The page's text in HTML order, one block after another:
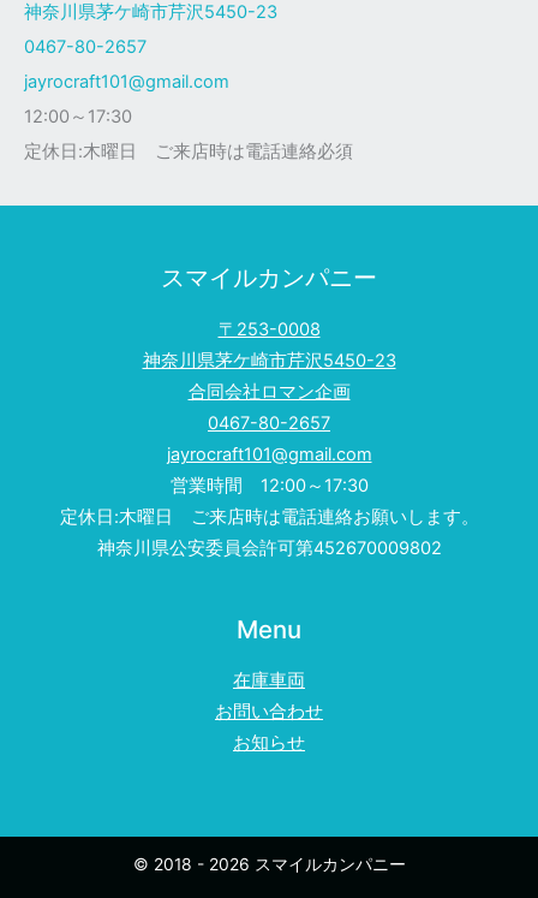
様
神奈川県茅ケ崎市芹沢5450-23
0467-80-2657
jayrocraft101@gmail.com
12:00～17:30
定休日:木曜日 ご来店時は電話連絡必須
スマイルカンパニー
〒253-0008
神奈川県茅ケ崎市芹沢5450-23
合同会社ロマン企画
0467-80-2657
jayrocraft101@gmail.com
営業時間 12:00～17:30
定休日:木曜日 ご来店時は電話連絡お願いします。
神奈川県公安委員会許可第452670009802
Menu
在庫車両
お問い合わせ
お知らせ
© 2018 - 2026 スマイルカンパニー